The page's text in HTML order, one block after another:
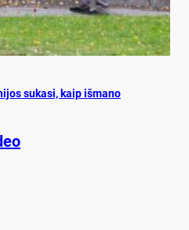
su­ka­si, kaip iš­ma­no